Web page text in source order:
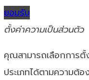
ยอมรับ
ตั้งค่าความเป็นส่วนตัว
คุณสามารถเลือกการ
ประเภทได้ตามความต้